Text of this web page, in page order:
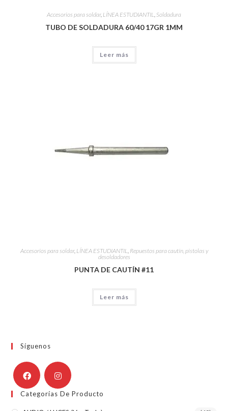
Accesorios para soldar, LÍNEA ESTUDIANTIL Soldadura
TUBO DE SOLDADURA 60/40 17GR 1MM
Leer más
Accesorios para soldar, LÍNEA ESTUDIANTIL, Repuestos para cautín, pistolas y
desoldadores
PUNTA DE CAUTÍN #11
Leer más
Síguenos
Categorías De Producto